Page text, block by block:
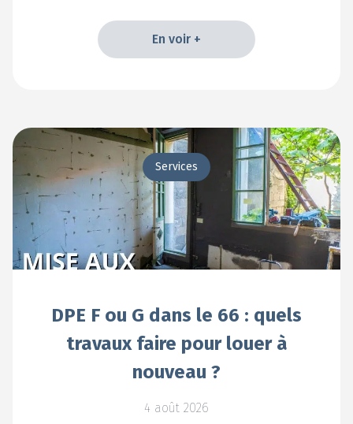
En voir +
Services
DPE F ou G dans le 66 : quels
travaux faire pour louer à
nouveau ?
4 août 2026